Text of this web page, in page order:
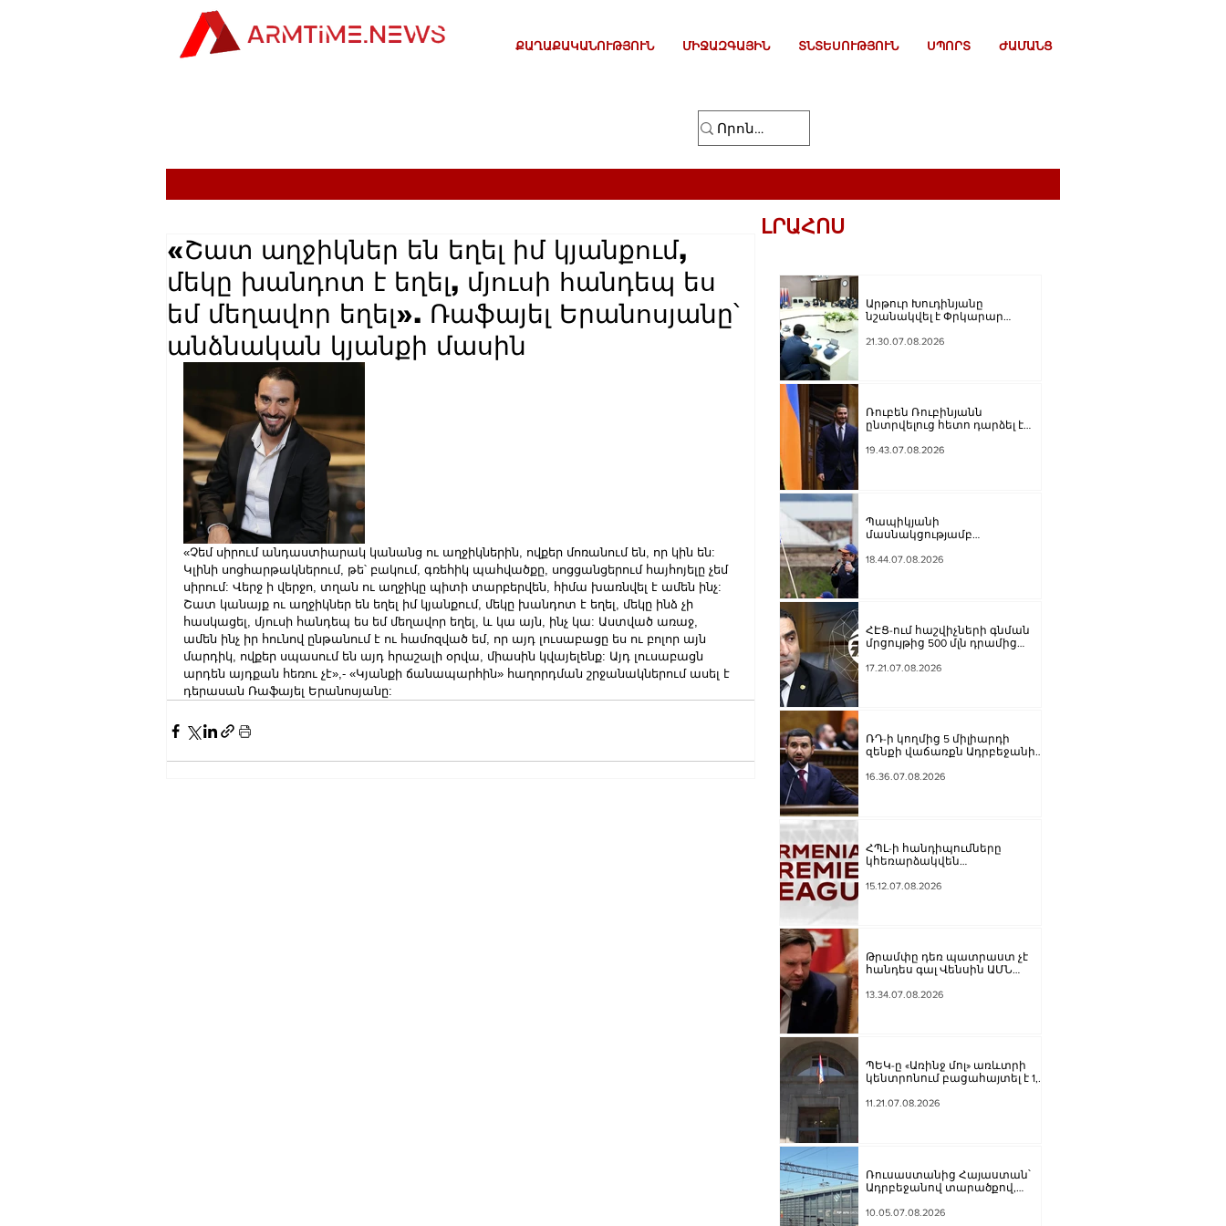
ՔԱՂԱՔԱԿԱՆՈՒԹՅՈՒՆ ՄԻՋԱԶԳԱՅԻՆ ՏՆՏԵՍՈՒԹՅՈՒՆ ՍՊՈՐՏ ԺԱՄԱՆՑ
«Շատ աղջիկներ են եղել իմ կյանքում,
մեկը խանդոտ է եղել, մյուսի հանդեպ ես
եմ մեղավոր եղել». Ռաֆայել Երանոսյանը՝
անձնական կյանքի մասին
«Չեմ սիրում անդաստիարակ կանանց ու աղջիկներին, ովքեր մոռանում են, որ կին են:
Կլինի սոցհարթակներում, թե՝ բակում, գռեհիկ պահվածքը, սոցցանցերում հայհոյելը չեմ
սիրում: Վերջ ի վերջո, տղան ու աղջիկը պիտի տարբերվեն, հիմա խառնվել է ամեն ինչ:
Շատ կանայք ու աղջիկներ են եղել իմ կյանքում, մեկը խանդոտ է եղել, մեկը ինձ չի
հասկացել, մյուսի հանդեպ ես եմ մեղավոր եղել, և կա այն, ինչ կա: Աստված առաջ,
ամեն ինչ իր հունով ընթանում է ու համոզված եմ, որ այդ լուսաբացը ես ու բոլոր այն
մարդիկ, ովքեր սպասում են այդ հրաշալի օրվա, միասին կվայելենք: Այդ լուսաբացն
արդեն այդքան հեռու չէ»,- «Կյանքի ճանապարհին» հաղորդման շրջանակներում ասել է
դերասան Ռաֆայել Երանոսյանը:
ԼՐԱՀՈՍ
Արթուր Խուդինյանը
նշանակվել է Փրկարար
տեղակալ
21.30.07.08.2026
Ռուբեն Ռուբինյանն
ընտրվելուց հետո դարձել է
ամենաերիտասարդ
19.43.07.08.2026
Պապիկյանի
մասնակցությամբ
դեպքի նախաքննությունն
18.44.07.08.2026
ՀԷՑ-ում հաշվիչների գնման
մրցույթից 500 մլն դրամից
արձանագրվել
17.21.07.08.2026
ՌԴ-ի կողմից 5 միլիարդի
զենքի վաճառքն Ադրբեջանին
սպառնալի՞ք էր, թե՞
16.36.07.08.2026
ՀՊԼ-ի հանդիպումները
կհեռարձակվեն
պաշտոնական
15.12.07.08.2026
Թրամփը դեռ պատրաստ չէ
հանդես գալ Վենսին ԱՄՆ
առաջադրելու օգտին
13.34.07.08.2026
ՊԵԿ-ը «Առինջ մոլ» առևտրի
կենտրոնում բացահայտել է 1,3
հարկման օբյեկտ
11.21.07.08.2026
Ռուսաստանից Հայաստան՝
Ադրբեջանով տարածքով,
քարածուխ
10.05.07.08.2026